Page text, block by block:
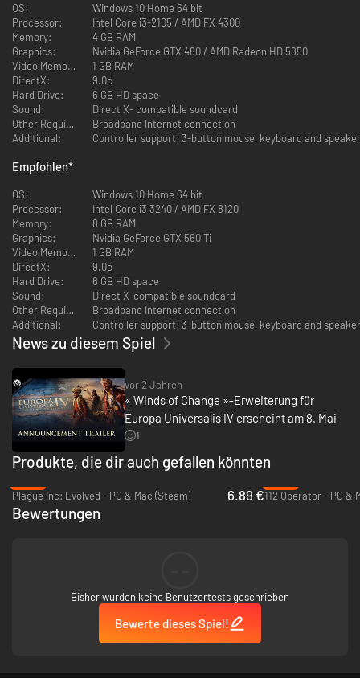
OS:
Windows 10 Home 64 bit
Processor:
Intel Core i3-2105 / AMD FX 4300
Memory:
4 GB RAM
Graphics:
Nvidia GeForce GTX 460 / AMD Radeon HD 5850
Video Memory:
1 GB RAM
DirectX:
9.0c
Hard Drive:
6 GB HD space
Sound:
Direct X- compatible soundcard
Other Requirements:Broadband Internet connection
Additional:
Controller support: 3-button mouse, keyboard and
Empfohlen*
OS:
Windows 10 Home 64 bit
Processor:
Intel Core i3 3240 / AMD FX 8120
Memory:
8 GB RAM
Graphics:
Nvidia GeForce GTX 560 Ti
Video Memory:
1 GB RAM
DirectX:
9.0c
Hard Drive:
6 GB HD space
Sound:
Direct X-compatible soundcard
Other Requirements:Broadband Internet connection
Additional:
Controller support: 3-button mouse, keyboard and
News zu diesem Spiel
vor 2 Jahren
« Winds of Change »-Erweiterung für
Europa Universalis IV erscheint am 8. Mai
1
Produkte, die dir auch gefallen könnten
Plague Inc: Evolved - PC & Mac (Steam)
6.89 €112 Operator - PC &
Bewertungen
Bisher wurden keine Benutzertests geschrieben
Bewerte dieses Spiel!